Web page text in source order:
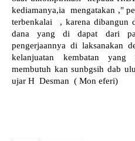
kediamanya,ia mengatakan ,"
terbenkalai
, karena dibangun
dana yang di dapat dari
pengerjaannya di laksanakan
kelanjuatan kembatan
membutuh kan sunbgsih dab
ujar H Desman ( Mon eferi)